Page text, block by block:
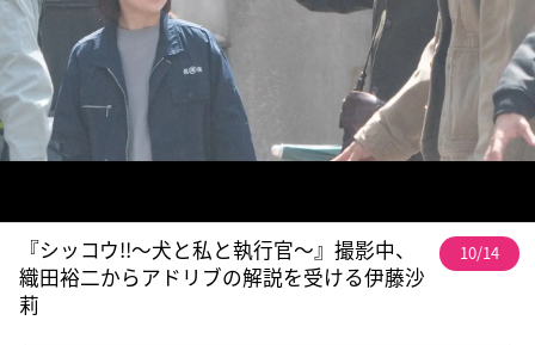
『シッコウ!!～犬と私と執行官～』撮影中、
織田裕二からアドリブの解説を受ける伊藤沙
莉
10/14